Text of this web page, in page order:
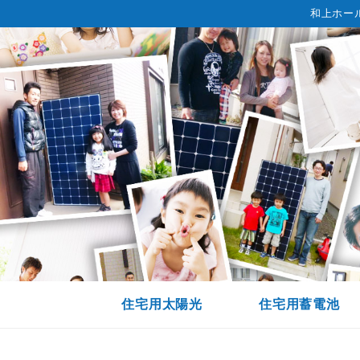
和上ホー
住宅用太陽光 住宅用蓄電池